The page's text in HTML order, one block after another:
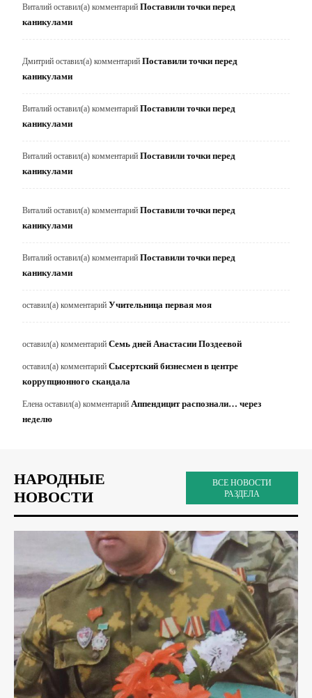
Виталий оставил(а) комментарий Поставили точки перед
каникулами
Дмитрий оставил(а) комментарий Поставили точки перед
каникулами
Виталий оставил(а) комментарий Поставили точки перед
каникулами
Виталий оставил(а) комментарий Поставили точки перед
каникулами
Виталий оставил(а) комментарий Поставили точки перед
каникулами
Виталий оставил(а) комментарий Поставили точки перед
каникулами
оставил(а) комментарий Учительница первая моя
оставил(а) комментарий Семь дней Анастасии Поздеевой
оставил(а) комментарий Сысертский бизнесмен в центре
коррупционного скандала
Елена оставил(а) комментарий Аппендицит распознали… через
неделю
НАРОДНЫЕ
НОВОСТИ
ВСЕ НОВОСТИ
РАЗДЕЛА